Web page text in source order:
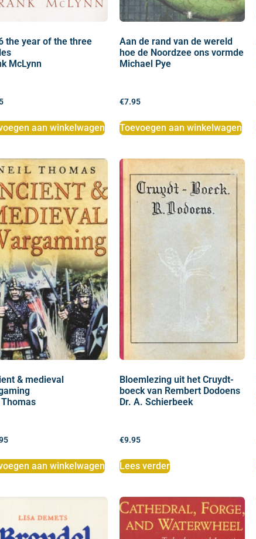
the year of the three
McLynn
aan winkelwagen
Aan de rand van de wereld
hoe de Noordzee ons vormde
Michael Pye
€7.95
Toevoegen aan winkelwagen
& medieval
aan winkelwagen
Bloemlezing uit het Cruydt-
boeck van Rembert Dodoens
Dr. A. Schierbeek
€9.95
Lees verder